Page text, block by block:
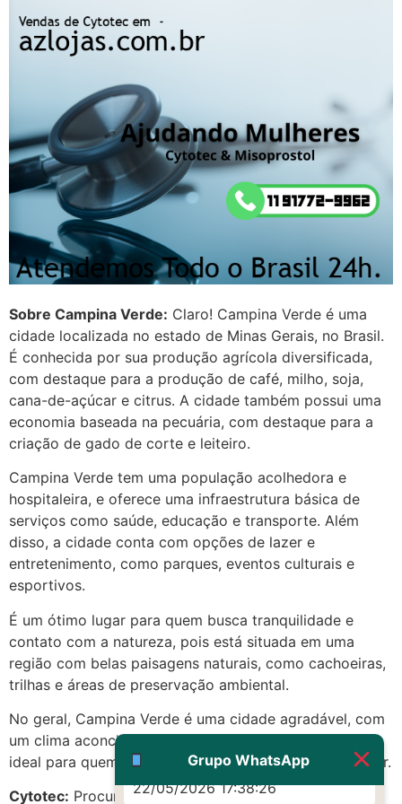
Sobre Campina Verde: Claro! Campina Verde é uma
cidade localizada no estado de Minas Gerais, no Brasil.
É conhecida por sua produção agrícola diversificada,
com destaque para a produção de café, milho, soja,
cana-de-açúcar e citrus. A cidade também possui uma
economia baseada na pecuária, com destaque para a
criação de gado de corte e leiteiro.
Campina Verde tem uma população acolhedora e
hospitaleira, e oferece uma infraestrutura básica de
serviços como saúde, educação e transporte. Além
disso, a cidade conta com opções de lazer e
entretenimento, como parques, eventos culturais e
esportivos.
É um ótimo lugar para quem busca tranquilidade e
contato com a natureza, pois está situada em uma
região com belas paisagens naturais, como cachoeiras,
trilhas e áreas de preservação ambiental.
No geral, Campina Verde é uma cidade agradável, com
um clima aconchegante e uma atmosfera tranquila,
ideal para quem procura qualidade de vida e bem-estar.
Cytotec: Procurando c.y.t.o.t.e.c em Campina Verde,
Grupo WhatsApp
Entao q seja
22/05/2026 17:09:25
G (1199866**** em
http://www.proaborto.com)
Mulheres vocês sabem dizer
quem já tomou os remédio se
depois que para de menstruar
começa a sair um líquido
transparente, se é normal ?
22/05/2026 17:10:05
(879121**** em
http://www.proaborto.com)
Deve ser normal
22/05/2026 17:19:15
(879121**** em
Eu acho, não sei
22/05/2026 17:19:16
(879121**** em
mesmo
22/05/2026 17:19:47
G (1199866**** em
http://www.proaborto.com)
Muito obrigadaaaaa
22/05/2026 17:38:26